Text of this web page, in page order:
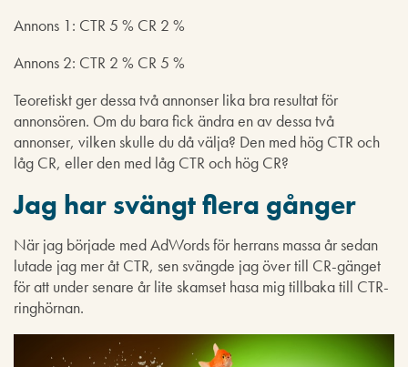
Annons 1: CTR 5 % CR 2 %
Annons 2: CTR 2 % CR 5 %
Teoretiskt ger dessa två annonser lika bra resultat för
annonsören. Om du bara fick ändra en av dessa två
annonser, vilken skulle du då välja? Den med hög CTR och
låg CR, eller den med låg CTR och hög CR?
Jag har svängt flera gånger
När jag började med AdWords för herrans massa år sedan
lutade jag mer åt CTR, sen svängde jag över till CR-gänget
för att under senare år lite skamset hasa mig tillbaka till CTR-
ringhörnan.